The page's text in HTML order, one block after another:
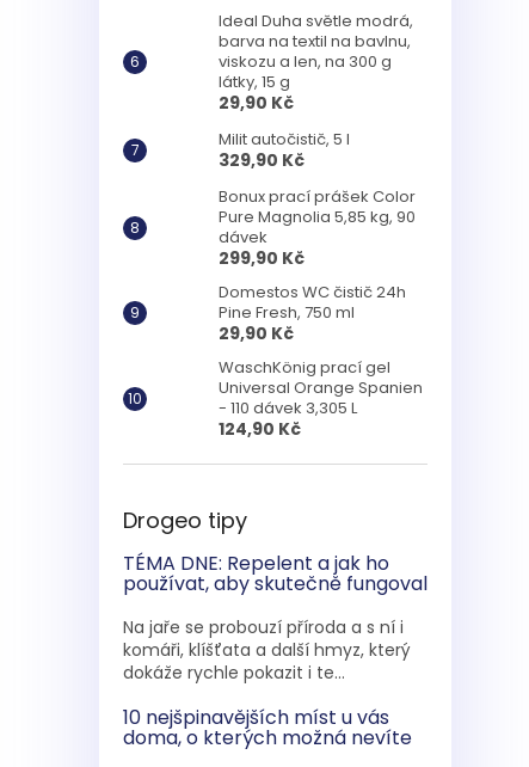
Ideal Duha světle modrá,
barva na textil na bavlnu,
viskozu a len, na 300 g
látky, 15 g
29,90 Kč
Milit autočistič, 5 l
329,90 Kč
Bonux prací prášek Color
Pure Magnolia 5,85 kg, 90
dávek
299,90 Kč
Domestos WC čistič 24h
Pine Fresh, 750 ml
29,90 Kč
WaschKönig prací gel
Universal Orange Spanien
- 110 dávek 3,305 L
124,90 Kč
Drogeo tipy
TÉMA DNE: Repelent a jak ho
používat, aby skutečně fungoval
Na jaře se probouzí příroda a s ní i
komáři, klíšťata a další hmyz, který
dokáže rychle pokazit i te...
10 nejšpinavějších míst u vás
doma, o kterých možná nevíte